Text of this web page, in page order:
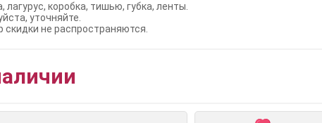
лагурус, коробка, тишью, губка, ленты.
уточняйте.
скидки не распространяются.